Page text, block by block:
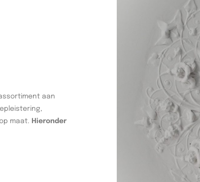
aan
maat. Hieronder